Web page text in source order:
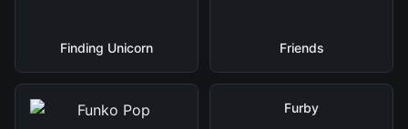
Finding Unicorn Friends
Furby